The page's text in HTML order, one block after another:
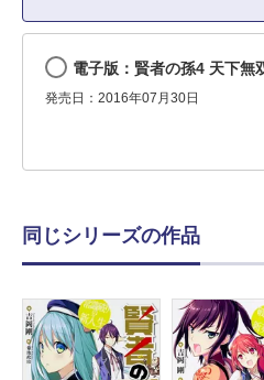
電子版：賢者の孫4 天下無
発売日：2016年07月30日
同じシリーズの作品